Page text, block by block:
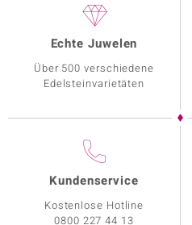
Echte Juwelen
Über 500 verschiedene
Edelsteinvarietäten
Kundenservice
Kostenlose Hotline
0800 227 44 13